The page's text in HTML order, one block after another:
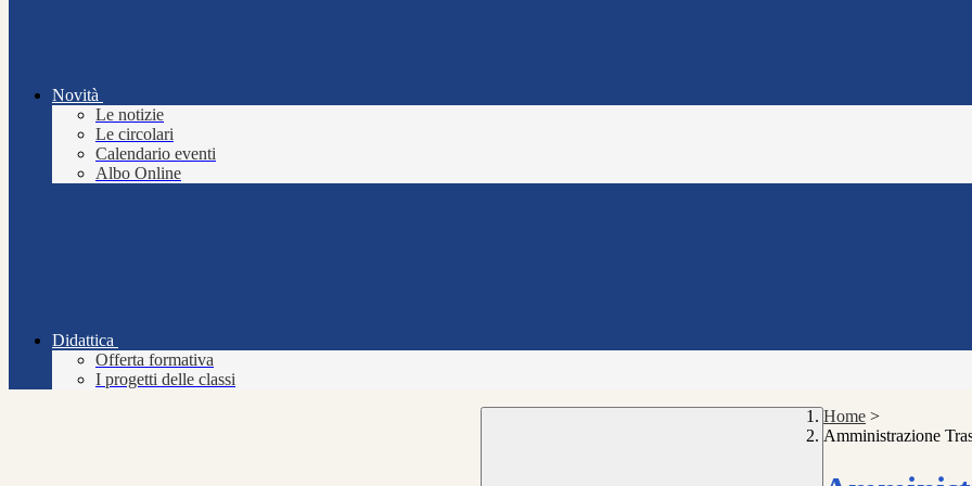
Novità
Le notizie
Le circolari
Calendario eventi
Albo Online
Didattica
Offerta formativa
I progetti delle classi
Home >
Amministrazione